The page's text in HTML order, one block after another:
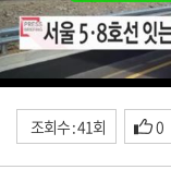
조회수 : 41회 0